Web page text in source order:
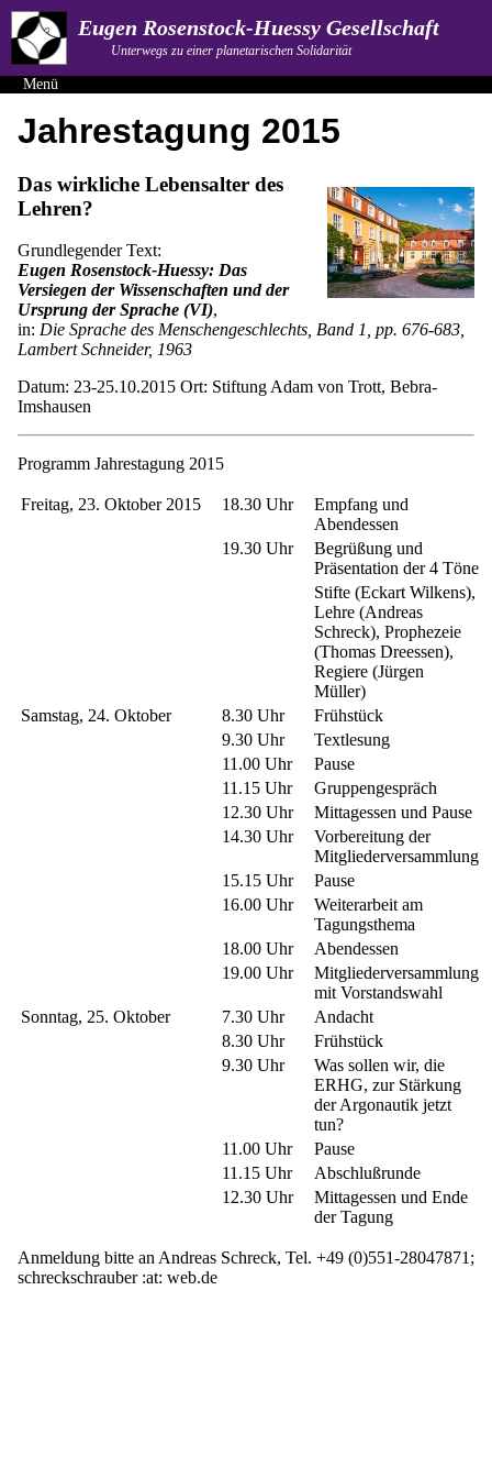
Eugen Rosenstock-Huessy Gesellschaft
Unterwegs zu einer planetarischen Solidarität
Menü
Jahrestagung 2015
Das wirkliche Lebensalter des
Lehren?
Grundlegender Text:
Eugen Rosenstock-Huessy: Das
Versiegen der Wissenschaften und der
Ursprung der Sprache (VI),
in: Die Sprache des Menschengeschlechts, Band 1, pp. 676-683,
Lambert Schneider, 1963
Datum: 23-25.10.2015 Ort: Stiftung Adam von Trott, Bebra-
Imshausen
Programm Jahrestagung 2015
Freitag, 23. Oktober 2015 18.30 Uhr
Empfang und
Abendessen
19.30 Uhr
Begrüßung und
Präsentation der 4 Töne
Stifte (Eckart Wilkens),
Lehre (Andreas
Schreck), Prophezeie
(Thomas Dreessen),
Regiere (Jürgen
Müller)
Samstag, 24. Oktober
8.30 Uhr
Frühstück
9.30 Uhr
Textlesung
11.00 Uhr
Pause
11.15 Uhr
Gruppengespräch
12.30 Uhr
Mittagessen und Pause
14.30 Uhr
Vorbereitung der
Mitgliederversammlung
15.15 Uhr
Pause
16.00 Uhr
Weiterarbeit am
Tagungsthema
18.00 Uhr
Abendessen
19.00 Uhr
Mitgliederversammlung
mit Vorstandswahl
Sonntag, 25. Oktober
7.30 Uhr
Andacht
8.30 Uhr
Frühstück
9.30 Uhr
Was sollen wir, die
ERHG, zur Stärkung
der Argonautik jetzt
tun?
11.00 Uhr
Pause
11.15 Uhr
Abschlußrunde
12.30 Uhr
Mittagessen und Ende
der Tagung
Anmeldung bitte an Andreas Schreck, Tel. +49 (0)551-28047871;
schreckschrauber :at: web.de